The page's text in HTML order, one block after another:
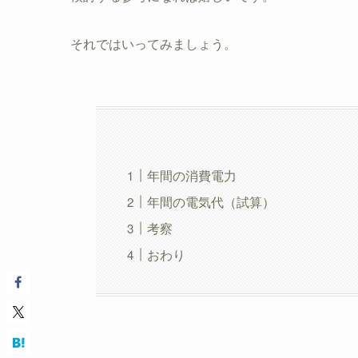
それではいってみましょう。
年間の消費電力
年間の電気代（試算）
考察
おわり